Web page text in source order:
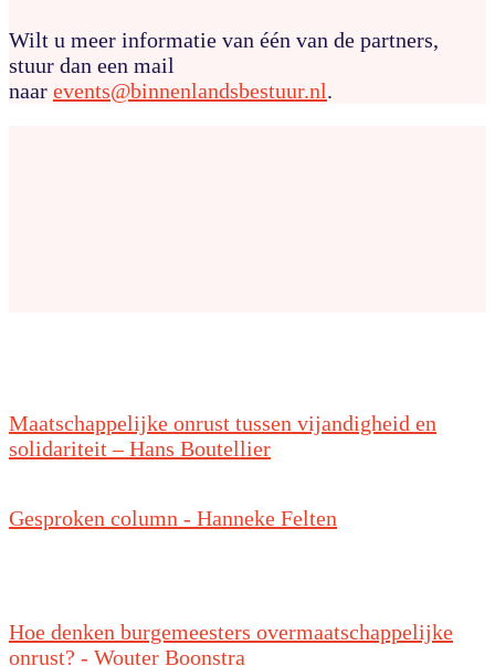
Wilt u meer informatie van één van de partners,
stuur dan een mail
naar events@binnenlandsbestuur.nl.
Maatschappelijke onrust tussen vijandigheid en
solidariteit – Hans Boutellier
Gesproken column - Hanneke Felten
Hoe denken burgemeesters overmaatschappelijke
onrust? - Wouter Boonstra